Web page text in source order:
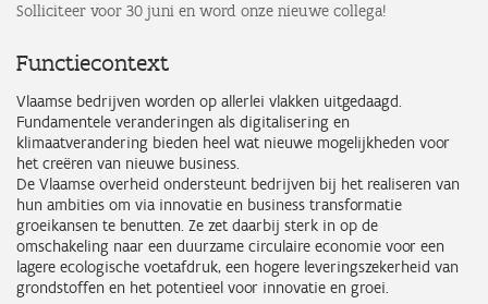
Solliciteer voor 30 juni en word onze nieuwe collega!
Functiecontext
Vlaamse bedrijven worden op allerlei vlakken uitgedaagd.
Fundamentele veranderingen als digitalisering en
klimaatverandering bieden heel wat nieuwe mogelijkheden voor
het creëren van nieuwe business.
De Vlaamse overheid ondersteunt bedrijven bij het realiseren van
hun ambities om via innovatie en business transformatie
groeikansen te benutten. Ze zet daarbij sterk in op de
omschakeling naar een duurzame circulaire economie voor een
lagere ecologische voetafdruk, een hogere leveringszekerheid van
grondstoffen en het potentieel voor innovatie en groei.